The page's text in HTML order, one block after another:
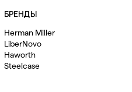
БРЕНДЫ
Herman Miller
LiberNovo
Haworth
Steelcase